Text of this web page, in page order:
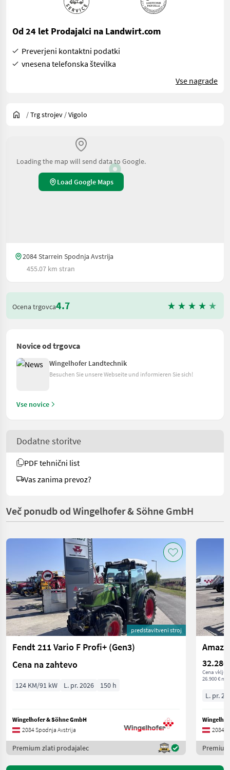
Od 24 let Prodajalci na Landwirt.com
Preverjeni kontaktni podatki
vnesena telefonska številka
Vse nagrade
/Trg strojev /Vigolo
Loading the map will send data to Google.
Load Google Maps
2084 Starrein Spodnja Avstrija
455.07 km stran
Ocena trgovca4.7
Novice od trgovca
Wingelhofer Landtechnik
Besuchen Sie unsere Webseite und informieren Sie sich!
Vse novice
Dodatne storitve
PDF tehnični list
Vas zanima prevoz?
Več ponudb od Wingelhofer & Söhne GmbH
predstavitveni stroj
Fendt 211 Vario F Profi+ (Gen3)
Cena na zahtevo
124 KM/91 kW L. pr. 2026 150 h
Wingelhofer & Söhne GmbH
2084 Spodnja Avstrija
Premium zlati prodajalec
32.280
Cena
26.900 €
L. pr.
2084